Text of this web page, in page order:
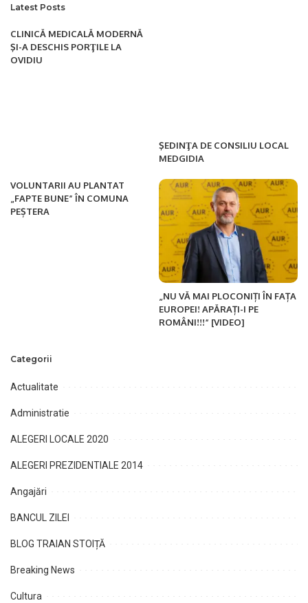
Latest Posts
CLINICĂ MEDICALĂ MODERNĂ
ŞI-A DESCHIS PORŢILE LA
OVIDIU
ŞEDINŢA DE CONSILIU LOCAL
MEDGIDIA
VOLUNTARII AU PLANTAT
„FAPTE BUNE” ÎN COMUNA
PEȘTERA
„NU VĂ MAI PLOCONIȚI ÎN FAȚA
EUROPEI! APĂRAȚI-I PE
ROMÂNI!!!“ [VIDEO]
Categorii
Actualitate
Administratie
ALEGERI LOCALE 2020
ALEGERI PREZIDENTIALE 2014
Angajări
BANCUL ZILEI
BLOG TRAIAN STOIȚĂ
Breaking News
Cultura